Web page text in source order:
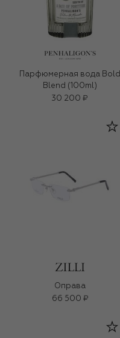
Парфюмерная вода Bold
Blend (100ml)
30 200 ₽
Оправа
66 500 ₽